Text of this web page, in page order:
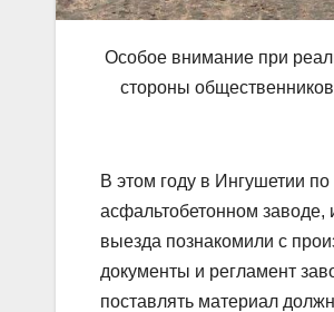
Особое внимание при
стороны общест
В этом году в Ингушетии по
асфальтобетонном заводе,
выезда познакомили с п
документы и регламент
поставлять материал